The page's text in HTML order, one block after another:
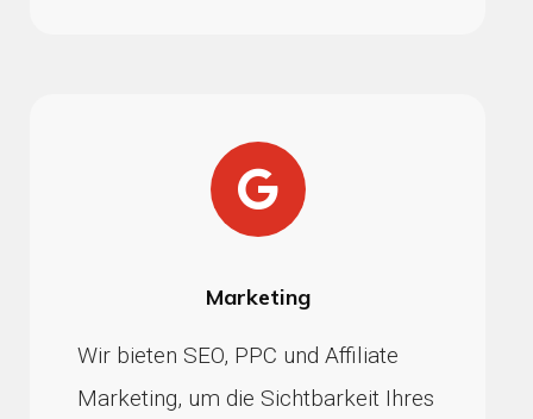
Marketing
Wir bieten SEO, PPC und Affiliate
Marketing, um die Sichtbarkeit Ihres